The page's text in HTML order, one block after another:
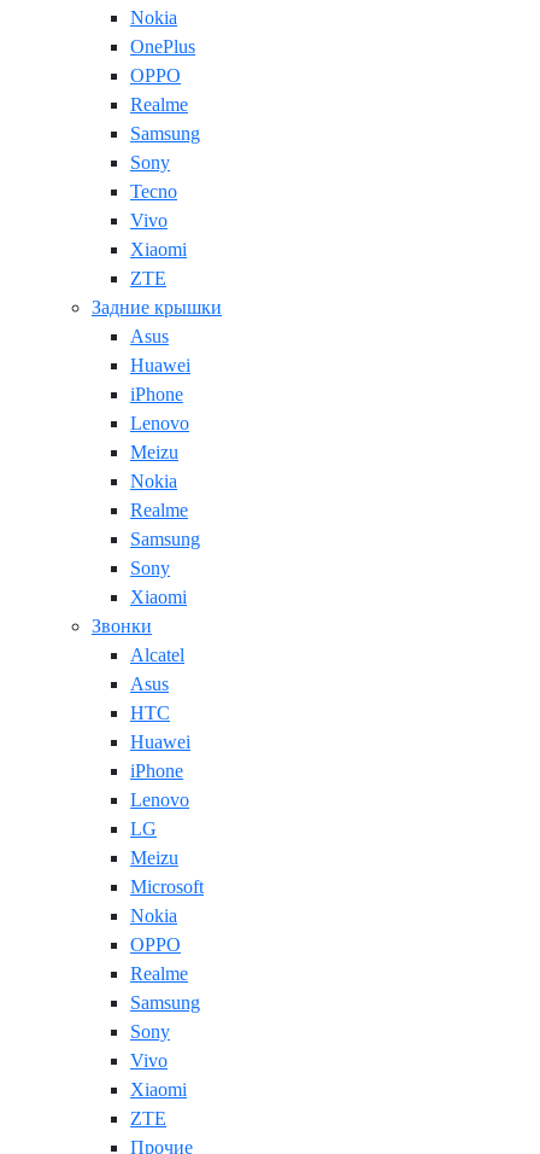
Nokia
OnePlus
OPPO
Realme
Samsung
Sony
Tecno
Vivo
Xiaomi
ZTE
Задние крышки
Asus
Huawei
iPhone
Lenovo
Meizu
Nokia
Realme
Samsung
Sony
Xiaomi
Звонки
Alcatel
Asus
HTC
Huawei
iPhone
Lenovo
LG
Meizu
Microsoft
Nokia
OPPO
Realme
Samsung
Sony
Vivo
Xiaomi
ZTE
Прочие